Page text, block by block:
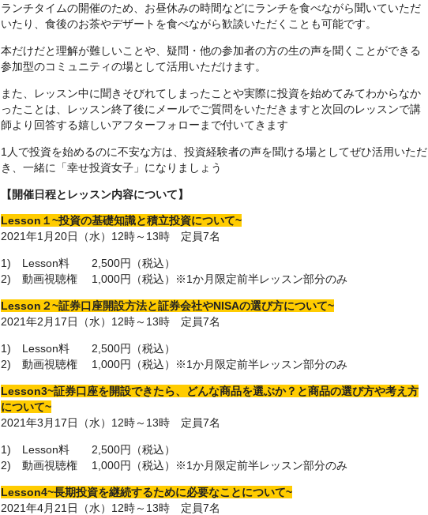
ランチタイムの開催のため、お昼休みの時間などにランチを食べながら聞いていただ
いたり、食後のお茶やデザートを食べながら歓談いただくことも可能です。
本だけだと理解が難しいことや、疑問・他の参加者の方の生の声を聞くことができる
参加型のコミュニティの場として活用いただけます。
また、レッスン中に聞きそびれてしまったことや実際に投資を始めてみてわからなか
ったことは、レッスン終了後にメールでご質問をいただきますと次回のレッスンで講
師より回答する嬉しいアフターフォローまで付いてきます
1人で投資を始めるのに不安な方は、投資経験者の声を聞ける場としてぜひ活用いただ
き、一緒に「幸せ投資女子」になりましょう
【開催日程とレッスン内容について】
Lesson１~投資の基礎知識と積立投資について~
2021年1月20日（水）12時～13時 定員7名
1) Lesson料 2,500円（税込）
2) 動画視聴権 1,000円（税込）※1か月限定前半レッスン部分のみ
Lesson２~証券口座開設方法と証券会社やNISAの選び方について~
2021年2月17日（水）12時～13時 定員7名
1) Lesson料 2,500円（税込）
2) 動画視聴権 1,000円（税込）※1か月限定前半レッスン部分のみ
Lesson3~証券口座を開設できたら、どんな商品を選ぶか？と商品の選び方や考え方
について~
2021年3月17日（水）12時～13時 定員7名
1) Lesson料 2,500円（税込）
2) 動画視聴権 1,000円（税込）※1か月限定前半レッスン部分のみ
Lesson4~長期投資を継続するために必要なことについて~
2021年4月21日（水）12時～13時 定員7名